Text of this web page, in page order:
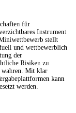
für
Instrument
stellt
und wettbewerblich
der
Risiken zu
wahren. Mit klar
kann
werden.